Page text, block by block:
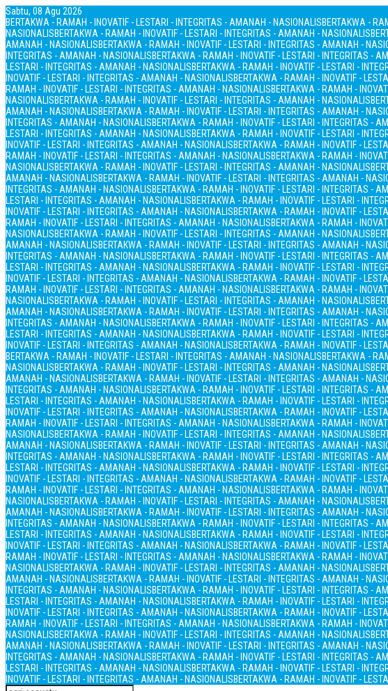
Sabtu, 08 Agu 2026
BERTAKWA - RAMAH - INOVATIF - LESTARI - INTEGRITAS - AMANAH - NASIONALISBERTAKWA -
NASIONALISBERTAKWA - RAMAH - INOVATIF - LESTARI - INTEGRITAS - AMANAH - NASIONALIS
AMANAH - NASIONALISBERTAKWA - RAMAH - INOVATIF - LESTARI - INTEGRITAS - AMANAH -
INTEGRITAS - AMANAH - NASIONALISBERTAKWA - RAMAH - INOVATIF - LESTARI - INTEGRITAS -
LESTARI - INTEGRITAS - AMANAH - NASIONALISBERTAKWA - RAMAH - INOVATIF - LESTARI -
INOVATIF - LESTARI - INTEGRITAS - AMANAH - NASIONALISBERTAKWA - RAMAH - INOVATIF -
RAMAH - INOVATIF - LESTARI - INTEGRITAS - AMANAH - NASIONALISBERTAKWA - RAMAH -
NASIONALISBERTAKWA - RAMAH - INOVATIF - LESTARI - INTEGRITAS - AMANAH - NASIONALIS
AMANAH - NASIONALISBERTAKWA - RAMAH - INOVATIF - LESTARI - INTEGRITAS - AMANAH -
INTEGRITAS - AMANAH - NASIONALISBERTAKWA - RAMAH - INOVATIF - LESTARI - INTEGRITAS -
LESTARI - INTEGRITAS - AMANAH - NASIONALISBERTAKWA - RAMAH - INOVATIF - LESTARI -
INOVATIF - LESTARI - INTEGRITAS - AMANAH - NASIONALISBERTAKWA - RAMAH - INOVATIF -
RAMAH - INOVATIF - LESTARI - INTEGRITAS - AMANAH - NASIONALISBERTAKWA - RAMAH -
NASIONALISBERTAKWA - RAMAH - INOVATIF - LESTARI - INTEGRITAS - AMANAH - NASIONALIS
AMANAH - NASIONALISBERTAKWA - RAMAH - INOVATIF - LESTARI - INTEGRITAS - AMANAH -
INTEGRITAS - AMANAH - NASIONALISBERTAKWA - RAMAH - INOVATIF - LESTARI - INTEGRITAS -
LESTARI - INTEGRITAS - AMANAH - NASIONALISBERTAKWA - RAMAH - INOVATIF - LESTARI -
INOVATIF - LESTARI - INTEGRITAS - AMANAH - NASIONALISBERTAKWA - RAMAH - INOVATIF -
RAMAH - INOVATIF - LESTARI - INTEGRITAS - AMANAH - NASIONALISBERTAKWA - RAMAH -
NASIONALISBERTAKWA - RAMAH - INOVATIF - LESTARI - INTEGRITAS - AMANAH - NASIONALIS
AMANAH - NASIONALISBERTAKWA - RAMAH - INOVATIF - LESTARI - INTEGRITAS - AMANAH -
INTEGRITAS - AMANAH - NASIONALISBERTAKWA - RAMAH - INOVATIF - LESTARI - INTEGRITAS -
LESTARI - INTEGRITAS - AMANAH - NASIONALISBERTAKWA - RAMAH - INOVATIF - LESTARI -
INOVATIF - LESTARI - INTEGRITAS - AMANAH - NASIONALISBERTAKWA - RAMAH - INOVATIF -
RAMAH - INOVATIF - LESTARI - INTEGRITAS - AMANAH - NASIONALISBERTAKWA - RAMAH -
NASIONALISBERTAKWA - RAMAH - INOVATIF - LESTARI - INTEGRITAS - AMANAH - NASIONALIS
AMANAH - NASIONALISBERTAKWA - RAMAH - INOVATIF - LESTARI - INTEGRITAS - AMANAH -
INTEGRITAS - AMANAH - NASIONALISBERTAKWA - RAMAH - INOVATIF - LESTARI - INTEGRITAS -
LESTARI - INTEGRITAS - AMANAH - NASIONALISBERTAKWA - RAMAH - INOVATIF - LESTARI -
INOVATIF - LESTARI - INTEGRITAS - AMANAH - NASIONALISBERTAKWA - RAMAH - INOVATIF -
BERTAKWA - RAMAH - INOVATIF - LESTARI - INTEGRITAS - AMANAH - NASIONALISBERTAKWA -
NASIONALISBERTAKWA - RAMAH - INOVATIF - LESTARI - INTEGRITAS - AMANAH - NASIONALIS
AMANAH - NASIONALISBERTAKWA - RAMAH - INOVATIF - LESTARI - INTEGRITAS - AMANAH -
INTEGRITAS - AMANAH - NASIONALISBERTAKWA - RAMAH - INOVATIF - LESTARI - INTEGRITAS -
LESTARI - INTEGRITAS - AMANAH - NASIONALISBERTAKWA - RAMAH - INOVATIF - LESTARI -
INOVATIF - LESTARI - INTEGRITAS - AMANAH - NASIONALISBERTAKWA - RAMAH - INOVATIF -
RAMAH - INOVATIF - LESTARI - INTEGRITAS - AMANAH - NASIONALISBERTAKWA - RAMAH -
NASIONALISBERTAKWA - RAMAH - INOVATIF - LESTARI - INTEGRITAS - AMANAH - NASIONALIS
AMANAH - NASIONALISBERTAKWA - RAMAH - INOVATIF - LESTARI - INTEGRITAS - AMANAH -
INTEGRITAS - AMANAH - NASIONALISBERTAKWA - RAMAH - INOVATIF - LESTARI - INTEGRITAS -
LESTARI - INTEGRITAS - AMANAH - NASIONALISBERTAKWA - RAMAH - INOVATIF - LESTARI -
INOVATIF - LESTARI - INTEGRITAS - AMANAH - NASIONALISBERTAKWA - RAMAH - INOVATIF -
RAMAH - INOVATIF - LESTARI - INTEGRITAS - AMANAH - NASIONALISBERTAKWA - RAMAH -
NASIONALISBERTAKWA - RAMAH - INOVATIF - LESTARI - INTEGRITAS - AMANAH - NASIONALIS
AMANAH - NASIONALISBERTAKWA - RAMAH - INOVATIF - LESTARI - INTEGRITAS - AMANAH -
INTEGRITAS - AMANAH - NASIONALISBERTAKWA - RAMAH - INOVATIF - LESTARI - INTEGRITAS -
LESTARI - INTEGRITAS - AMANAH - NASIONALISBERTAKWA - RAMAH - INOVATIF - LESTARI -
INOVATIF - LESTARI - INTEGRITAS - AMANAH - NASIONALISBERTAKWA - RAMAH - INOVATIF -
RAMAH - INOVATIF - LESTARI - INTEGRITAS - AMANAH - NASIONALISBERTAKWA - RAMAH -
NASIONALISBERTAKWA - RAMAH - INOVATIF - LESTARI - INTEGRITAS - AMANAH - NASIONALIS
AMANAH - NASIONALISBERTAKWA - RAMAH - INOVATIF - LESTARI - INTEGRITAS - AMANAH -
INTEGRITAS - AMANAH - NASIONALISBERTAKWA - RAMAH - INOVATIF - LESTARI - INTEGRITAS -
LESTARI - INTEGRITAS - AMANAH - NASIONALISBERTAKWA - RAMAH - INOVATIF - LESTARI -
INOVATIF - LESTARI - INTEGRITAS - AMANAH - NASIONALISBERTAKWA - RAMAH - INOVATIF -
RAMAH - INOVATIF - LESTARI - INTEGRITAS - AMANAH - NASIONALISBERTAKWA - RAMAH -
NASIONALISBERTAKWA - RAMAH - INOVATIF - LESTARI - INTEGRITAS - AMANAH - NASIONALIS
AMANAH - NASIONALISBERTAKWA - RAMAH - INOVATIF - LESTARI - INTEGRITAS - AMANAH -
INTEGRITAS - AMANAH - NASIONALISBERTAKWA - RAMAH - INOVATIF - LESTARI - INTEGRITAS -
LESTARI - INTEGRITAS - AMANAH - NASIONALISBERTAKWA - RAMAH - INOVATIF - LESTARI -
INOVATIF - LESTARI - INTEGRITAS - AMANAH - NASIONALISBERTAKWA - RAMAH - INOVATIF -